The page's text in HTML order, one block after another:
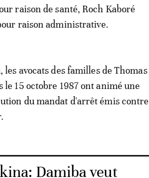
raison de santé, Roch Kaboré
raison administrative.
avocats des familles de Thomas
le 15 octobre 1987 ont animé une
du mandat d'arrêt émis contre
Damiba veut